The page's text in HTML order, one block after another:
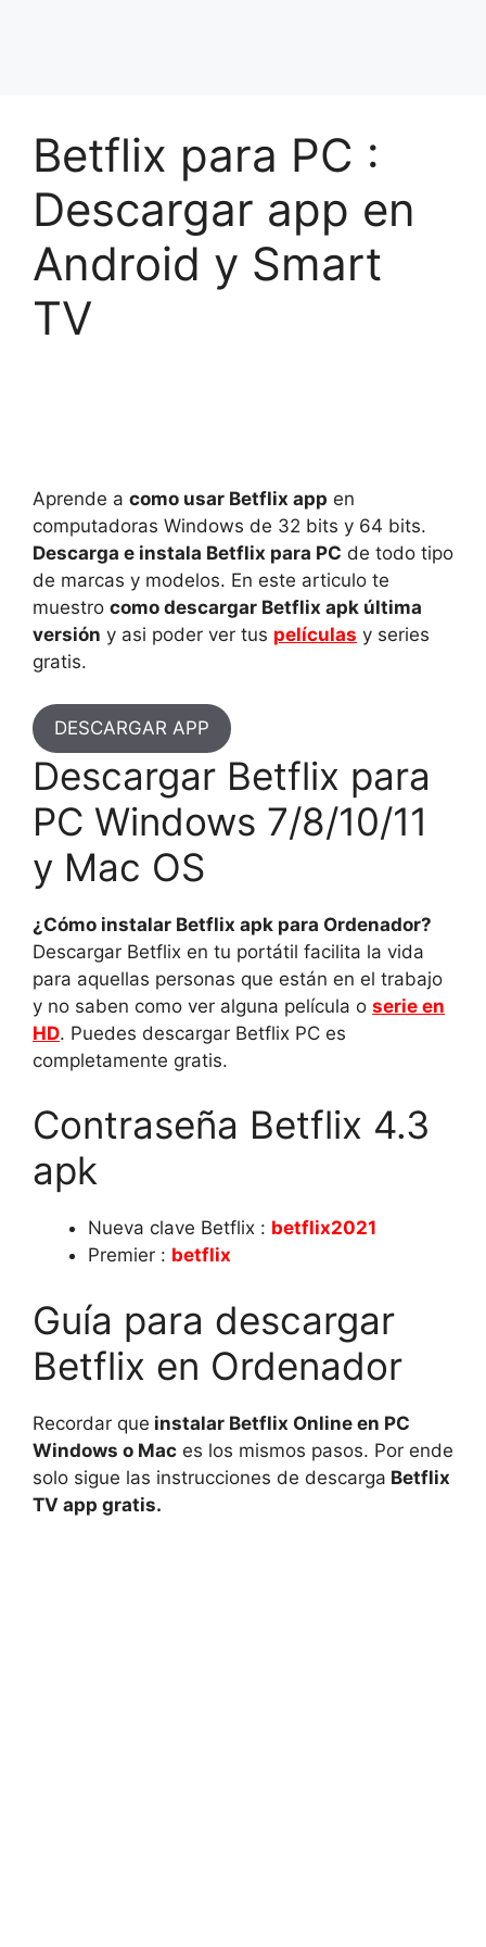
Betflix para PC :
Descargar app en
Android y Smart
TV
Aprende a como usar Betflix app en
computadoras Windows de 32 bits y 64 bits.
Descarga e instala Betflix para PC de todo tipo
de marcas y modelos. En este articulo te
muestro como descargar Betflix apk última
versión y asi poder ver tus películas y series
gratis.
DESCARGAR APP
Descargar Betflix para
PC Windows 7/8/10/11
y Mac OS
¿Cómo instalar Betflix apk para Ordenador?
Descargar Betflix en tu portátil facilita la vida
para aquellas personas que están en el trabajo
y no saben como ver alguna película o serie en
HD. Puedes descargar Betflix PC es
completamente gratis.
Contraseña Betflix 4.3
apk
Nueva clave Betflix : betflix2021
Premier : betflix
Guía para descargar
Betflix en Ordenador
Recordar que instalar Betflix Online en PC
Windows o Mac es los mismos pasos. Por ende
solo sigue las instrucciones de descarga Betflix
TV app gratis.